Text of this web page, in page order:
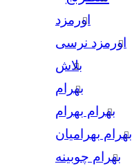
اورمزد
اورمزد نرسى‏
بلاش
بهرام
بهرام بهرام
بهرام بهرامیان‏
بهرام چوبینه